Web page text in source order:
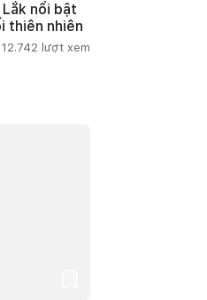
nổi bật
thiên nhiên
12.742 lượt xem